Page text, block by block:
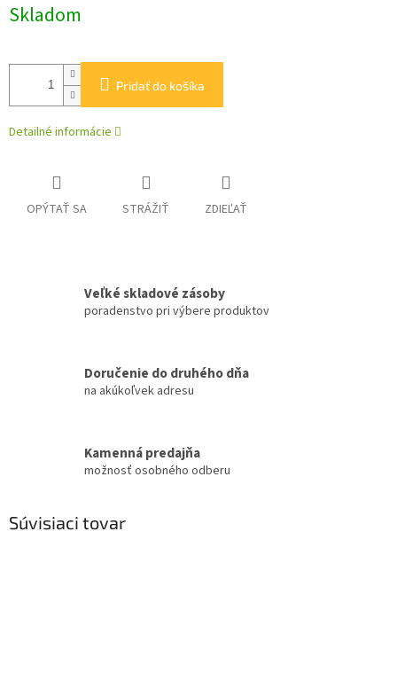
cena:
Skladom
Pridať do košíka
Detailné informácie
OPÝTAŤ SA STRÁŽIŤ ZDIEĽAŤ
Veľké skladové zásoby
poradenstvo pri výbere produktov
Doručenie do druhého dňa
na akúkoľvek adresu
Kamenná predajňa
možnosť osobného odberu
Súvisiaci tovar